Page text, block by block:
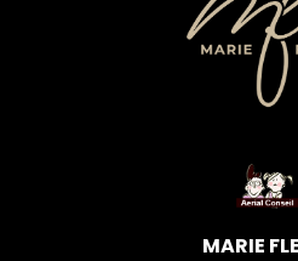
MARIE